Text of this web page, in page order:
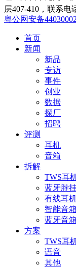
层407-410，联系电
粤公网安备
首页
新闻
新品
专访
事件
创业
数据
探厂
招聘
评测
耳机
音箱
拆解
TWS耳
蓝牙脖
有线耳
智能音箱
蓝牙音箱
方案
TWS耳
语音
其他